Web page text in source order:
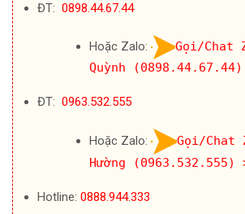
ĐT: 0898.44.67.44
Hoặc Zalo:
Gọi/Chat
Quỳnh (0898.44.67.44)
ĐT: 0963.532.555
Hoặc Zalo:
Gọi/Chat
Hường (0963.532.555)
Hotline: 0888.944.333